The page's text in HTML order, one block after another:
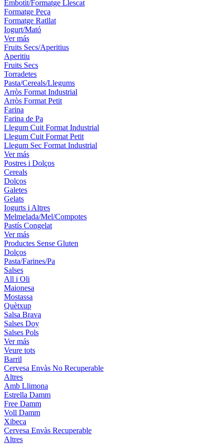
Embotit/Formatge Llescat
Formatge Peça
Formatge Ratllat
Iogurt/Mató
Ver más
Fruits Secs/Aperitius
Aperitiu
Fruits Secs
Torradetes
Pasta/Cereals/Llegums
Arròs Format Industrial
Arròs Format Petit
Farina
Farina de Pa
Llegum Cuit Format Industrial
Llegum Cuit Format Petit
Llegum Sec Format Industrial
Ver más
Postres i Dolços
Cereals
Dolços
Galetes
Gelats
Iogurts i Altres
Melmelada/Mel/Compotes
Pastís Congelat
Ver más
Productes Sense Gluten
Dolços
Pasta/Farines/Pa
Salses
All i Oli
Maionesa
Mostassa
Quètxup
Salsa Brava
Salses Doy
Salses Pols
Ver más
Veure tots
Barril
Cervesa Envàs No Recuperable
Altres
Amb Llimona
Estrella Damm
Free Damm
Voll Damm
Xibeca
Cervesa Envàs Recuperable
Altres